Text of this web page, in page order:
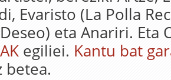
Evaristo (La Polla
eta Anariri. Eta
egiliei. Kantu bat
betea.